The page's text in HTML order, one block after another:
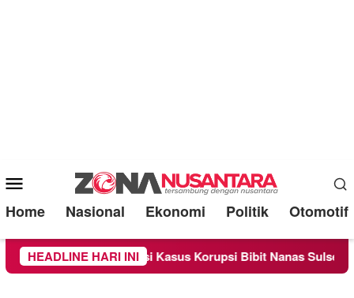
Mobile
Menu
Home Nasional Ekonomi Politik Otomotif
HEADLINE HARI INI
Sebagai Saksi Kasus Korupsi Bibit Nanas Sulsel Rp 52,4